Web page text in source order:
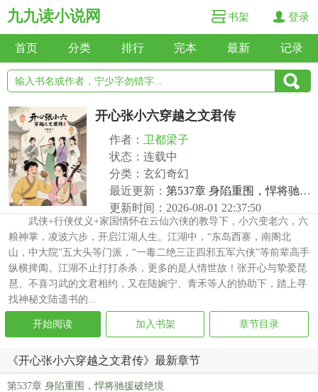
九九读小说网 书架 登录
首页 分类 排行 完本 最新 记录
开心张小六穿越之文君传
作者： 卫都梁子
状态：连载中
分类：玄幻奇幻
最近更新： 第537章 身陷重围，悍将驰援破绝境
更新时间：2026-08-01 22:37:50
武侠+行侠仗义+家国情怀在云仙六侠的教导下，小六变老六，六
粮神掌，凌波六步，开启江湖人生。江湖中，“东岛西寨，南阁北
山，中大院”五大头等门派，“一毒二绝三正四邪五军六侠”等前辈高手
纵横捭阖。江湖不止打打杀杀，更多的是人情世故！张开心与挚爱琵
琶、不喜习武的文君相约，又在陆婉宁、青禾等人的协助下，踏上寻
找神秘文陆遗书的...
开始阅读 加入书架 章节目录
《开心张小六穿越之文君传》最新章节
第537章 身陷重围，悍将驰援破绝境